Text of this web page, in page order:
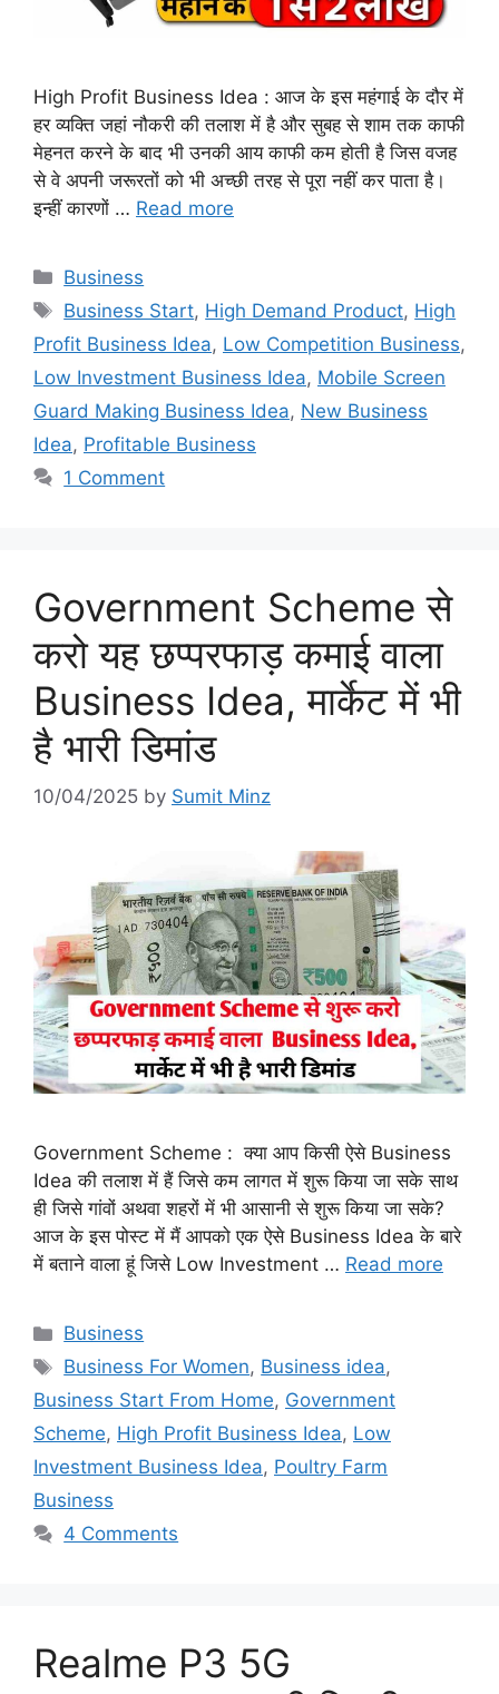
High Profit Business Idea : आज के इस महंगाई के दौर में
हर व्यक्ति जहां नौकरी की तलाश में है और सुबह से शाम तक काफी
मेहनत करने के बाद भी उनकी आय काफी कम होती है जिस वजह
से वे अपनी जरूरतों को भी अच्छी तरह से पूरा नहीं कर पाता है।
इन्हीं कारणों … Read more
Categories
Business
Tags
Business Start, High Demand Product, High
Profit Business Idea, Low Competition Business,
Low Investment Business Idea, Mobile Screen
Guard Making Business Idea, New Business
Idea, Profitable Business
1 Comment
Government Scheme से
करो यह छप्परफाड़ कमाई वाला
Business Idea, मार्केट में भी
है भारी डिमांड
10/04/2025 by Sumit Minz
Government Scheme : क्या आप किसी ऐसे Business
Idea की तलाश में हैं जिसे कम लागत में शुरू किया जा सके साथ
ही जिसे गांवों अथवा शहरों में भी आसानी से शुरू किया जा सके?
आज के इस पोस्ट में मैं आपको एक ऐसे Business Idea के बारे
में बताने वाला हूं जिसे Low Investment … Read more
Categories
Business
Tags
Business For Women, Business idea,
Business Start From Home, Government
Scheme, High Profit Business Idea, Low
Investment Business Idea, Poultry Farm
Business
4 Comments
Realme P3 5G